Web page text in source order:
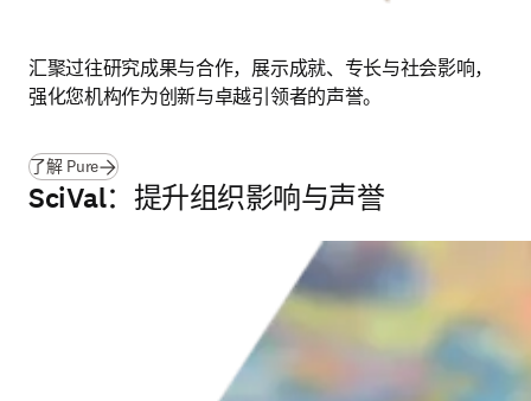
汇聚过往研究成果与合作，展示成就、专长与社会影响，
强化您机构作为创新与卓越引领者的声誉。
了解 Pure(在新的选项卡/窗口中打开
SciVal：提升组织影响与声誉